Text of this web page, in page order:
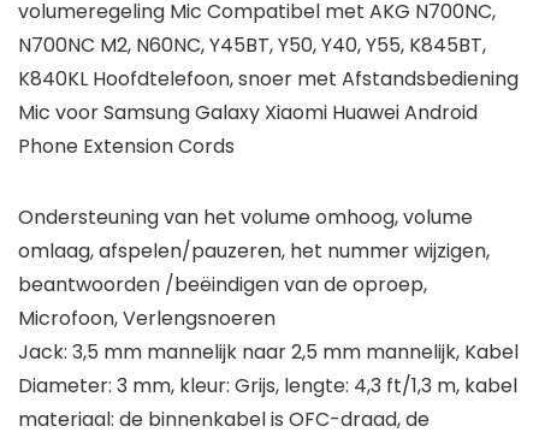
Hoofdtelefoon…
hoeveelheid
volumeregeling Mic Compatibel met AKG N700NC,
N700NC M2, N60NC, Y45BT, Y50, Y40, Y55, K845BT,
K840KL Hoofdtelefoon, snoer met Afstandsbediening
Mic voor Samsung Galaxy Xiaomi Huawei Android
Phone Extension Cords
Ondersteuning van het volume omhoog, volume
omlaag, afspelen/pauzeren, het nummer wijzigen,
beantwoorden /beëindigen van de oproep,
Microfoon, Verlengsnoeren
Jack: 3,5 mm mannelijk naar 2,5 mm mannelijk, Kabel
Diameter: 3 mm, kleur: Grijs, lengte: 4,3 ft/1,3 m, kabel
materiaal: de binnenkabel is OFC-draad, de